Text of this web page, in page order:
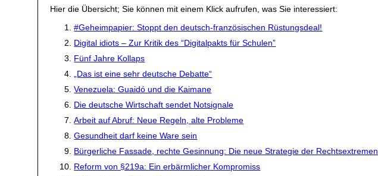
Hier die Übersicht; Sie können mit einem Klick aufrufen, was Sie interessiert:
#Geheimpapier: Stoppt den deutsch-französischen Rüstungsdeal!
Digital idiots – Zur Kritik des “Digitalpakts für Schulen”
Fünf Jahre Kollaps
„Das ist eine sehr deutsche Debatte“
Venezuela: Guaidó und die Kaimane
Die deutsche Wirtschaft sendet Notsignale
Arbeit auf Abruf: Neue Regeln, alte Probleme
Gesundheit darf keine Ware sein
Bürgerliche Fassade, rechte Gesinnung: Die neue Strategie der Rechtsextremen
Reform von §219a: Ein erbärmlicher Kompromiss